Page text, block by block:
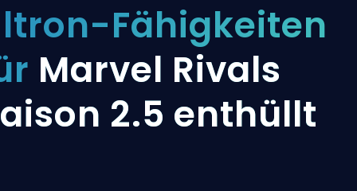
Fähigkeiten
Marvel Rivals
2.5 enthüllt